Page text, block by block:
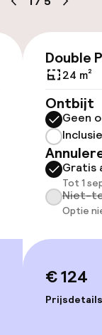
Double
24 m²
Ontbijt
Geen
Gratis
Tot 1
Niet-
Optie
€ 124
Prijsdetails